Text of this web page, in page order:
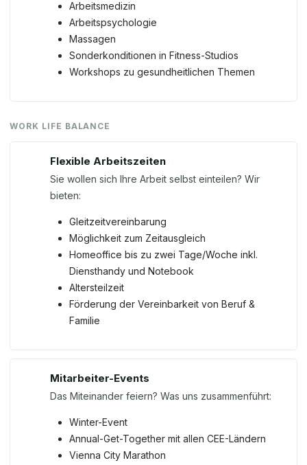
Arbeitsmedizin
Arbeitspsychologie
Massagen
Sonderkonditionen in Fitness-Studios
Workshops zu gesundheitlichen Themen
WORK LIFE BALANCE
Flexible Arbeitszeiten
Sie wollen sich Ihre Arbeit selbst einteilen? Wir
bieten:
Gleitzeitvereinbarung
Möglichkeit zum Zeitausgleich
Homeoffice bis zu zwei Tage/Woche inkl.
Diensthandy und Notebook
Altersteilzeit
Förderung der Vereinbarkeit von Beruf &
Familie
Mitarbeiter-Events
Das Miteinander feiern? Was uns zusammenführt:
Winter-Event
Annual-Get-Together mit allen CEE-Ländern
Vienna City Marathon